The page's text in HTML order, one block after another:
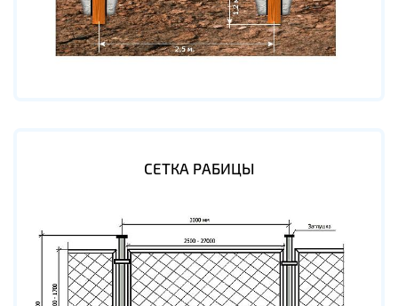
СЕТКА РАБИЦЫ